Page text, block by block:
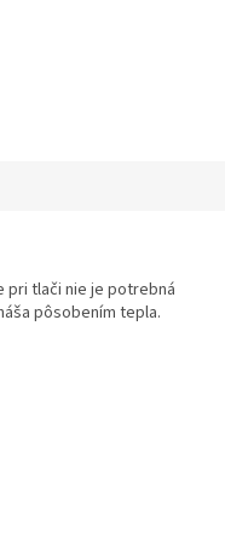
tlači nie je potrebná
pôsobením tepla.